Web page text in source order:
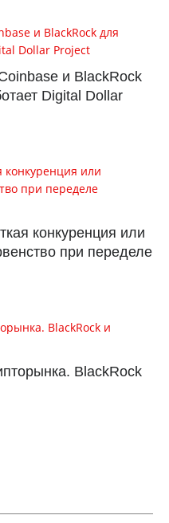
и BlackRock
Digital Dollar
конкуренция или
при переделе
BlackRock